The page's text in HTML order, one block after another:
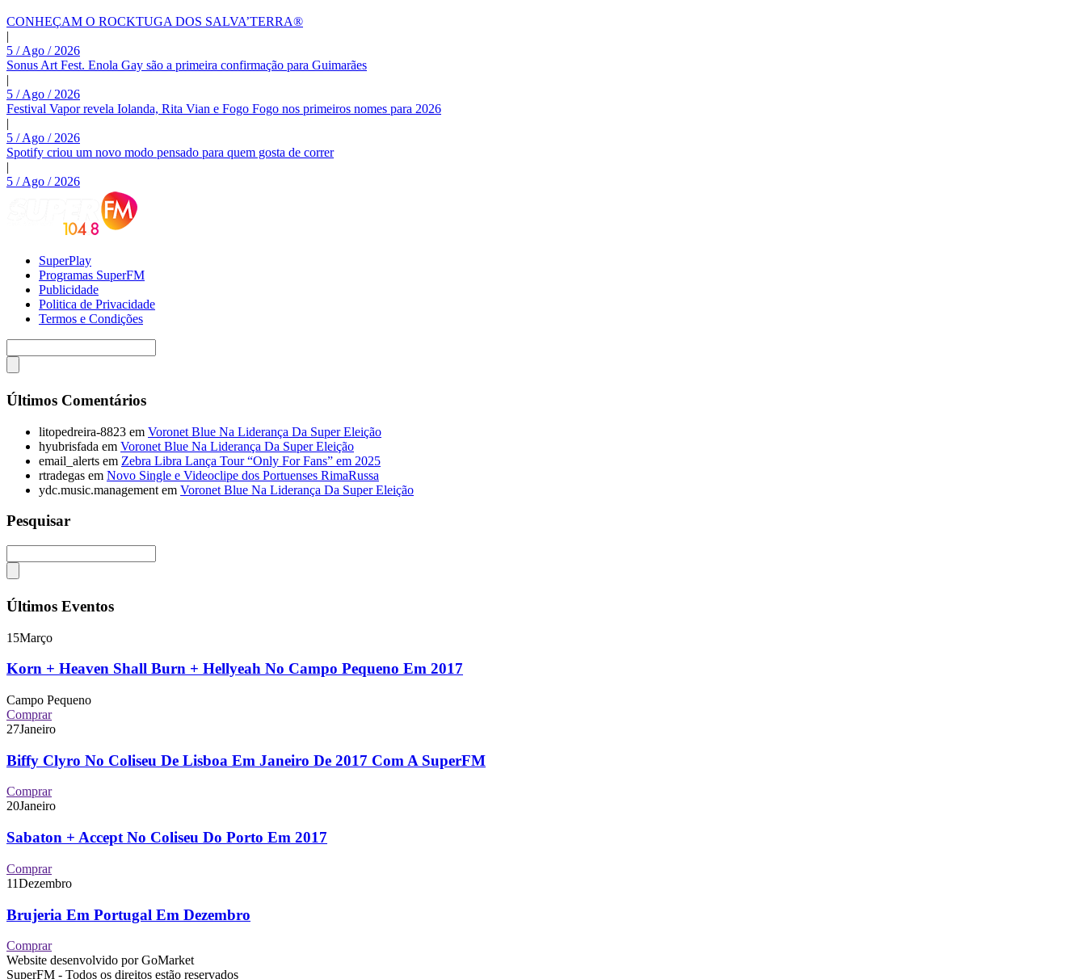
CONHEÇAM O ROCKTUGA DOS SALVA’TERRA®
|
5 / Ago / 2026
Sonus Art Fest. Enola Gay são a primeira confirmação para Guimarães
|
5 / Ago / 2026
Festival Vapor revela Iolanda, Rita Vian e Fogo Fogo nos primeiros nomes para 2026
|
5 / Ago / 2026
Spotify criou um novo modo pensado para quem gosta de correr
|
5 / Ago / 2026
SuperPlay
Programas SuperFM
Publicidade
Politica de Privacidade
Termos e Condições
Últimos Comentários
litopedreira-8823 em Voronet Blue Na Liderança Da Super Eleição
hyubrisfada em Voronet Blue Na Liderança Da Super Eleição
email_alerts em Zebra Libra Lança Tour “Only For Fans” em 2025
rtradegas em Novo Single e Videoclipe dos Portuenses RimaRussa
ydc.music.management em Voronet Blue Na Liderança Da Super Eleição
Pesquisar
Últimos Eventos
15Março
Korn + Heaven Shall Burn + Hellyeah No Campo Pequeno Em 2017
Campo Pequeno
Comprar
27Janeiro
Biffy Clyro No Coliseu De Lisboa Em Janeiro De 2017 Com A SuperFM
Comprar
20Janeiro
Sabaton + Accept No Coliseu Do Porto Em 2017
Comprar
11Dezembro
Brujeria Em Portugal Em Dezembro
Comprar
Website desenvolvido por GoMarket
SuperFM - Todos os direitos estão reservados